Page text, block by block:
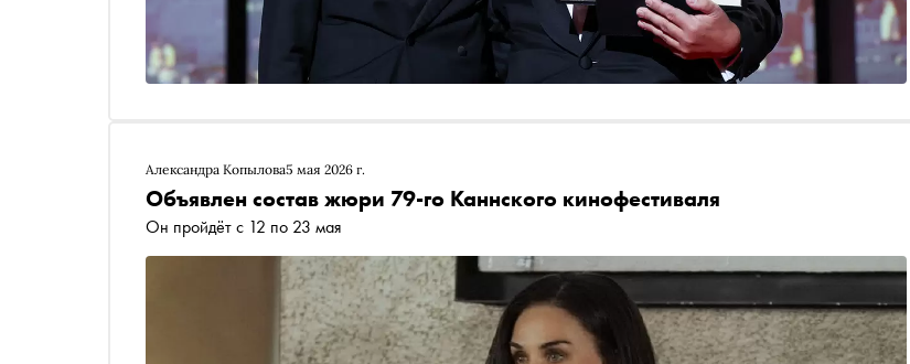
Александра Копылова5 мая 2026 г.
Объявлен состав жюри 79-го Каннского кинофестиваля
Он пройдёт с 12 по 23 мая